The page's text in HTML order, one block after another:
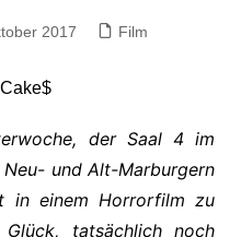
2017 Film
der Saal 4 im
und Alt-Marburgern
in einem Horrorfilm zu
tatsächlich noch